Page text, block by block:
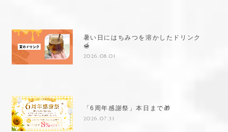
暑い日にはちみつを溶かしたドリンク
🍯
2026.08.01
「6周年感謝祭」本日まで🎁
2026.07.31